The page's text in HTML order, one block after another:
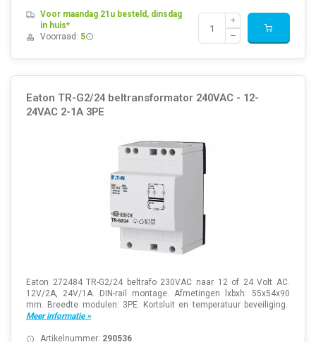
Voor maandag 21u besteld, dinsdag
in huis*
Voorraad: 5
Eaton TR-G2/24 beltransformator 240VAC - 12-
24VAC 2-1A 3PE
Eaton 272484 TR-G2/24 beltrafo 230VAC naar 12 of 24 Volt AC.
12V/2A, 24V/1A. DIN-rail montage. Afmetingen lxbxh: 55x54x90
mm. Breedte modulen: 3PE. Kortsluit en temperatuur beveiliging.
Meer informatie »
Artikelnummer: 290536